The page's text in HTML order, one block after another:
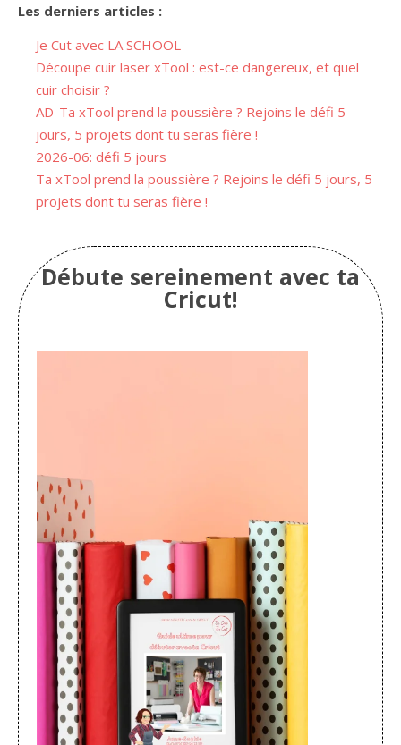
Les derniers articles :
Je Cut avec LA SCHOOL
Découpe cuir laser xTool : est-ce dangereux, et quel
cuir choisir ?
AD-Ta xTool prend la poussière ? Rejoins le défi 5
jours, 5 projets dont tu seras fière !
2026-06: défi 5 jours
Ta xTool prend la poussière ? Rejoins le défi 5 jours, 5
projets dont tu seras fière !
Débute sereinement avec ta
Cricut!